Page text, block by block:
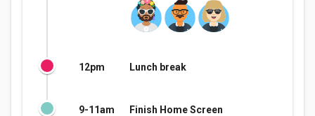
12pm Lunch break
9-11am Finish Home Screen